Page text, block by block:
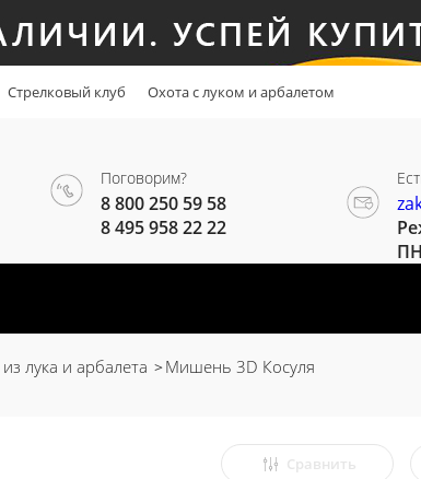
Стрелковый клуб Охота с луком и арбалетом
Поговорим?
8 800 250 59 58
8 495 958 22 22
лука и арбалета Мишень 3D Косуля
Сравнить